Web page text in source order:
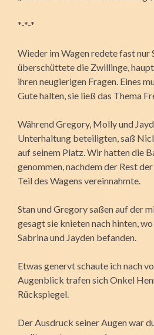
*-*-*
Wieder im Wagen redete fast nur
überschüttete die Zwillinge,
ihren neugierigen Fragen. Eines
Gute halten, sie ließ das Thema
Während Gregory, Molly und
Unterhaltung beteiligten, saß
auf seinem Platz. Wir hatten die
genommen, nachdem der Rest
Teil des Wagens vereinnahmte.
Stan und Gregory saßen auf der
gesagt sie knieten nach hinten,
Sabrina und Jayden befanden.
Etwas genervt schaute ich nach
Augenblick trafen sich Onkel
Rückspiegel.
Der Ausdruck seiner Augen war